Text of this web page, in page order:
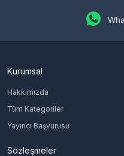
Kurumsal
Hakkımızda
Tüm Kategoriler
Yayıncı Başvurusu
Sözleşmeler